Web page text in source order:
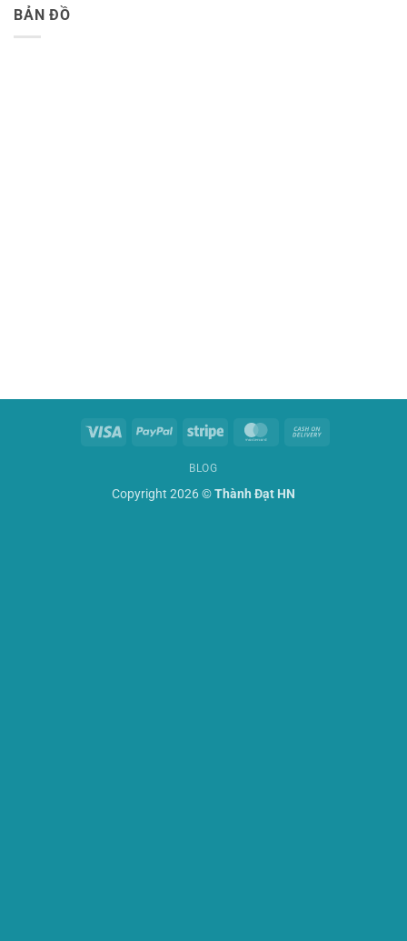
BẢN ĐỒ
Visa PayPal Stripe MasterCard
BLOG
Copyright 2026 ©Thành Đạt HN